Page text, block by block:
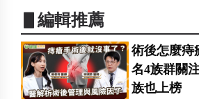
▋編輯推薦
術後怎麼痔
名4族群關
族也上榜